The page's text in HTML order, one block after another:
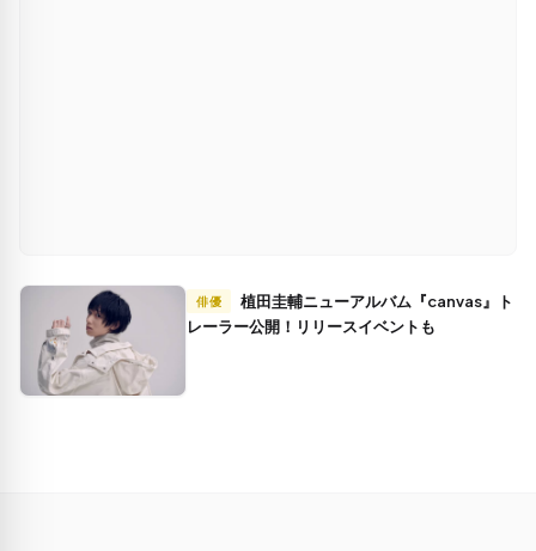
俳優
レーラー公開！リリースイベントも